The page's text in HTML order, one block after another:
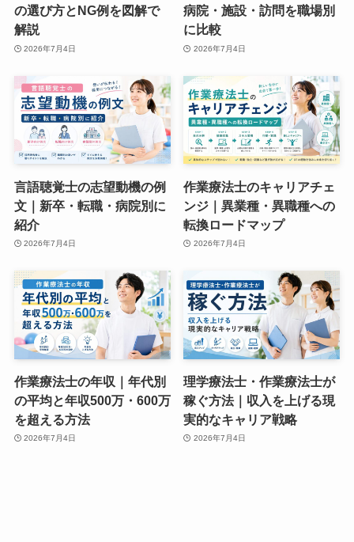
の選び方とNG例を図解で
解説
2026年7月4日
病院・施設・訪問を職場別
に比較
2026年7月4日
言語聴覚士の志望動機の例
文｜新卒・転職・病院別に
紹介
2026年7月4日
作業療法士のキャリアチェ
ンジ｜異業種・異職種への
転換ロードマップ
2026年7月4日
作業療法士の年収｜年代別
の平均と年収500万・600万
を超える方法
2026年7月4日
理学療法士・作業療法士が
稼ぐ方法｜収入を上げる現
実的なキャリア戦略
2026年7月4日